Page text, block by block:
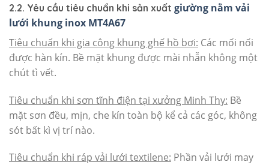
2.2. Yêu cầu tiêu chuẩn khi sản xuất giường nằm vải
lưới khung inox MT4A67
Tiêu chuẩn khi gia công khung ghế hồ bơi: Các mối nối
được hàn kín. Bề mặt khung được mài nhẵn không một
chút tì vết.
Tiêu chuẩn khi sơn tĩnh điện tại xưởng Minh Thy: Bề
mặt sơn đều, mịn, che kín toàn bộ kể cả các góc, không
sót bất kì vị trí nào.
Tiêu chuẩn khi ráp vải lưới textilene: Phần vải lưới may